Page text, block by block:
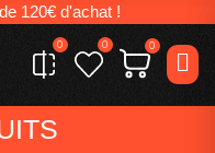
120€ d'achat !
0 0 0